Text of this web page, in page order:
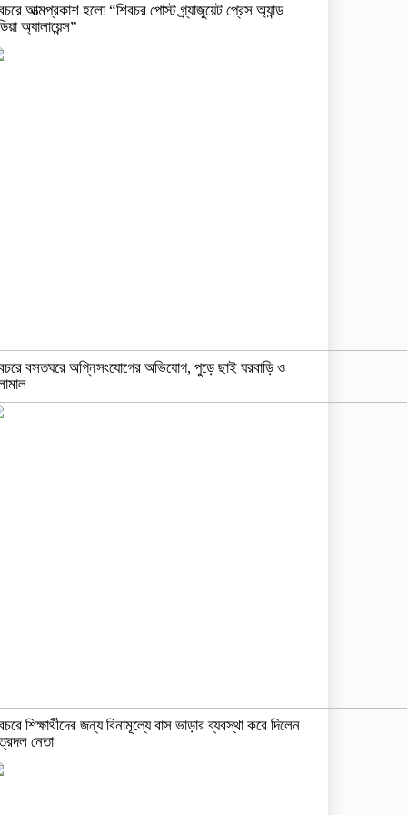
আত্মপ্রকাশ হলো “শিবচর পোস্ট গ্র্যাজুয়েট প্রেস অ্যান্ড
অ্যালায়েন্স”
বসতঘরে অগ্নিসংযোগের অভিযোগ, পুড়ে ছাই ঘরবাড়ি ও
শিক্ষার্থীদের জন্য বিনামূল্যে বাস ভাড়ার ব্যবস্থা করে দিলেন
নেতা